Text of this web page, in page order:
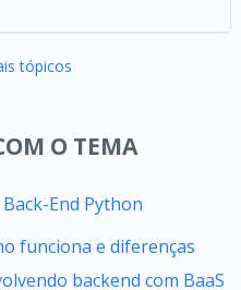
tópicos
O TEMA
End Python
funciona e diferenças
backend com BaaS